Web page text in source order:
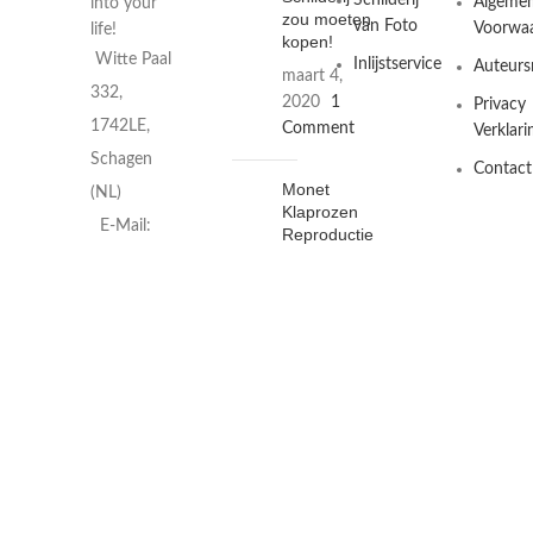
into your
life!
Witte Paal
332,
1742LE,
Schagen
(NL)
E-Mail:
zou moeten
kopen!
maart 4,
2020
1
Comment
Monet
Klaprozen
Reproductie
van Foto
Inlijstservice
Privacy
Contact